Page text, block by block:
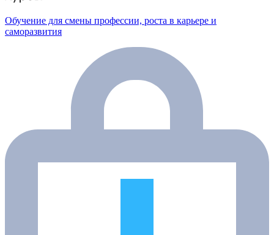
Обучение для смены профессии, роста в карьере и
саморазвития